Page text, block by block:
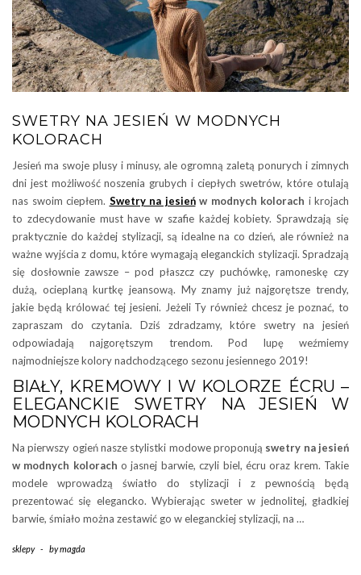
SWETRY NA JESIEŃ W MODNYCH
KOLORACH
Jesień ma swoje plusy i minusy, ale ogromną zaletą ponurych i zimnych
dni jest możliwość noszenia grubych i ciepłych swetrów, które otulają
nas swoim ciepłem. Swetry na jesieńw modnych kolorach i krojach
to zdecydowanie must have w szafie każdej kobiety. Sprawdzają się
praktycznie do każdej stylizacji, są idealne na co dzień, ale również na
ważne wyjścia z domu, które wymagają eleganckich stylizacji. Spradzają
się dosłownie zawsze – pod płaszcz czy puchówkę, ramoneskę czy
dużą, ocieplaną kurtkę jeansową. My znamy już najgorętsze trendy,
jakie będą królować tej jesieni. Jeżeli Ty również chcesz je poznać, to
zapraszam do czytania. Dziś zdradzamy, które swetry na jesień
odpowiadają najgorętszym trendom. Pod lupę weźmiemy
najmodniejsze kolory nadchodzącego sezonu jesiennego 2019!
BIAŁY, KREMOWY I W KOLORZE ÉCRU –
ELEGANCKIE SWETRY NA JESIEŃ W
MODNYCH KOLORACH
Na pierwszy ogień nasze stylistki modowe proponują swetry na jesień
w modnych kolorach o jasnej barwie, czyli biel, écru oraz krem. Takie
modele wprowadzą światło do stylizacji i z pewnością będą
prezentować się elegancko. Wybierając sweter w jednolitej, gładkiej
barwie, śmiało można zestawić go w eleganckiej stylizacji, na …
sklepy - bymagda